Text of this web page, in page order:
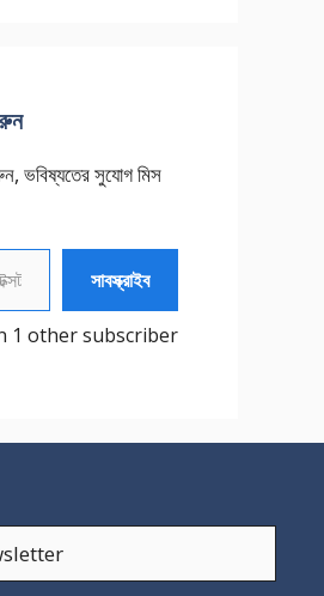
ভবিষ্যতের সুযোগ মিস
সাবস্ক্রাইব
1 other subscriber